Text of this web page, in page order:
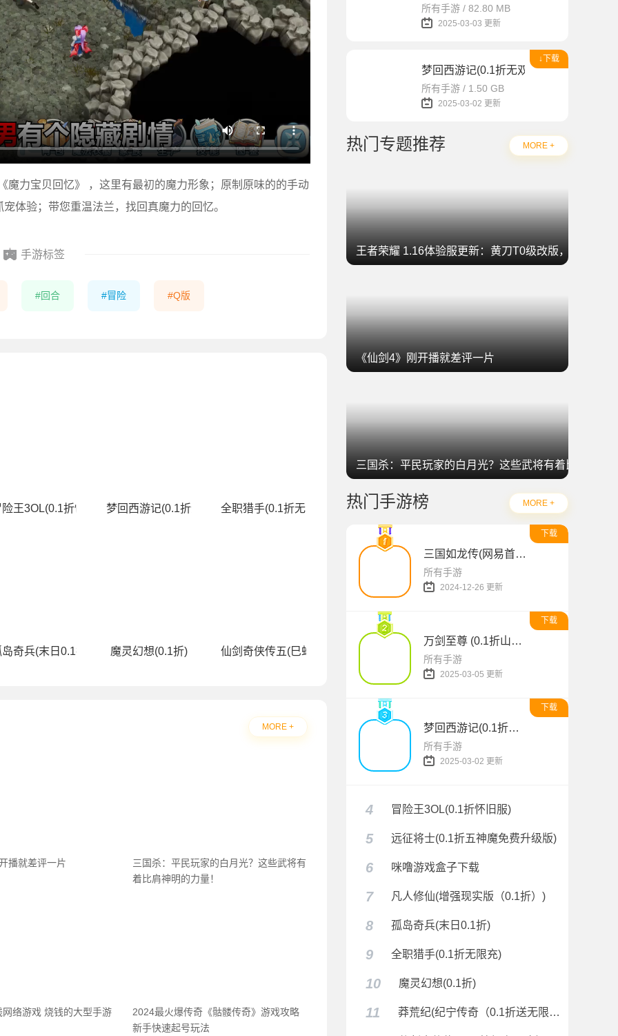
魔力宝贝回忆》 ，这里有最初的魔力形象；原制原味的的手动
体验；带您重温法兰，找回真魔力的回忆。
手游标签
回合 冒险 Q版
升级版)
险王3OL(0.1折怀旧服)梦回西游记(0.1折无双西游)全职猎手(0.1折无限充)
无限连抽）)
奇兵(末日0.1折) 魔灵幻想(0.1折) 仙剑奇侠传五(巳蛇贺春0.1折)
MORE +
播就差评一片
三国杀：平民玩家的白月光？这些武将有
着比肩神明的力量！
络游戏 烧钱的大型手游
2024最火爆传奇《骷髅传奇》游戏攻略
新手快速起号玩法
所有手游 / 82.80 MB
2025-03-03 更新
↓下载
梦回西游记(0.1折无双西游)
所有手游 / 1.50 GB
2025-03-02 更新
热门专题推荐 MORE +
王者荣耀 1.16体验服更新：黄刀T0级改版，坦克集体
《仙剑4》刚开播就差评一片
三国杀：平民玩家的白月光？这些武将有着比肩神明
热门手游榜 MORE +
下载
三国如龙传(网易首款0.1折免费版)
所有手游
2024-12-26 更新
下载
万剑至尊 (0.1折山海经)
所有手游
2025-03-05 更新
下载
梦回西游记(0.1折无双西游)
所有手游
2025-03-02 更新
4 冒险王3OL(0.1折怀旧服)
5 远征将士(0.1折五神魔免费升级版)
6 咪噜游戏盒子下载
7 凡人修仙(增强现实版（0.1折）)
8 孤岛奇兵(末日0.1折)
9 全职猎手(0.1折无限充)
10 魔灵幻想(0.1折)
11 莽荒纪(纪宁传奇（0.1折送无限连抽）)